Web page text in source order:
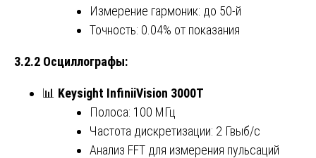
Измерение гармоник: до 50-й
Точность: 0.04% от показания
3.2.2 Осциллографы:
📊 Keysight InfiniiVision 3000T
Полоса: 100 МГц
Частота дискретизации: 2 Гвыб/с
Анализ FFT для измерения пульсаций